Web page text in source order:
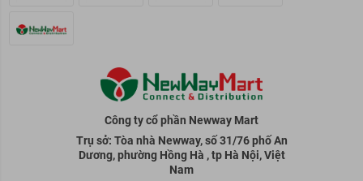
Công ty cổ phần Newway Mart
Trụ sở: Tòa nhà Newway, số 31/76 phố An
Dương, phường Hồng Hà , tp Hà Nội, Việt
Nam